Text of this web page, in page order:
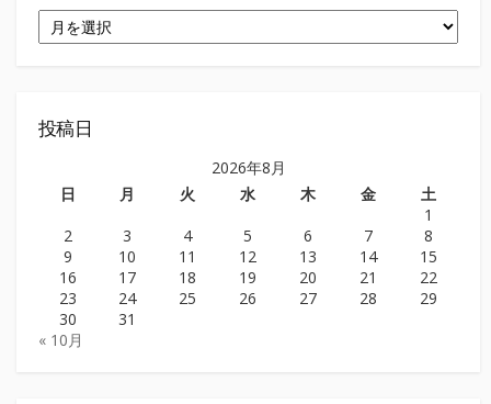
ー
投稿日
2026年8月
日
月 火 水 木 金
土
1
2
3 4 5 6 7
8
9
10 11 12 13 14
15
16
17 18 19 20 21
22
23
24 25 26 27 28
29
30
31
« 10月